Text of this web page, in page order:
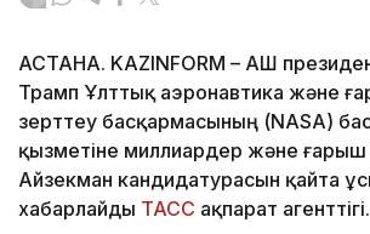
АСТАНА. KAZINFORM – АҚШ
Трамп Ұлттық аэронавтика және
зерттеу басқармасының (NASA)
қызметіне миллиардер және
Айзекман кандидатурасын қайта
хабарлайды ТАСС ақпарат агенттігі.